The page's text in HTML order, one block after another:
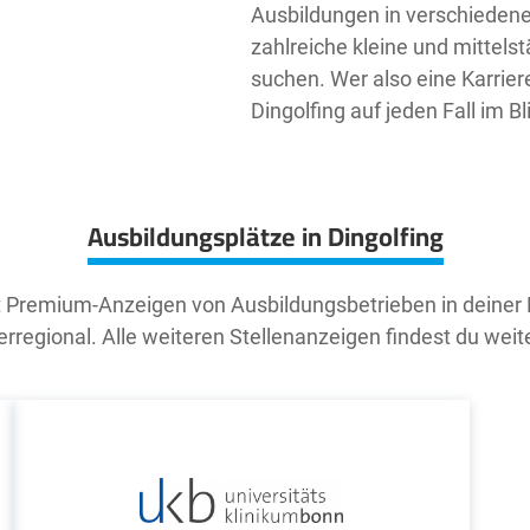
Ausbildungen in
zahlreiche kleine und
suchen. Wer also eine
Dingolfing auf jeden Fall im
Ausbildungsplätze in Dingolfing
Anzeigen von Ausbildungsbetrieben in deiner
Alle weiteren Stellenanzeigen findest du